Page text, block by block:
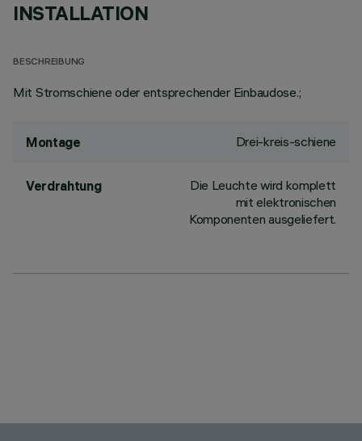
INSTALLATION
BESCHREIBUNG
Mit Stromschiene oder entsprechender Einbaudose.;
Montage Drei-kreis-schiene
Verdrahtung
Die Leuchte wird komplett
mit elektronischen
Komponenten ausgeliefert.